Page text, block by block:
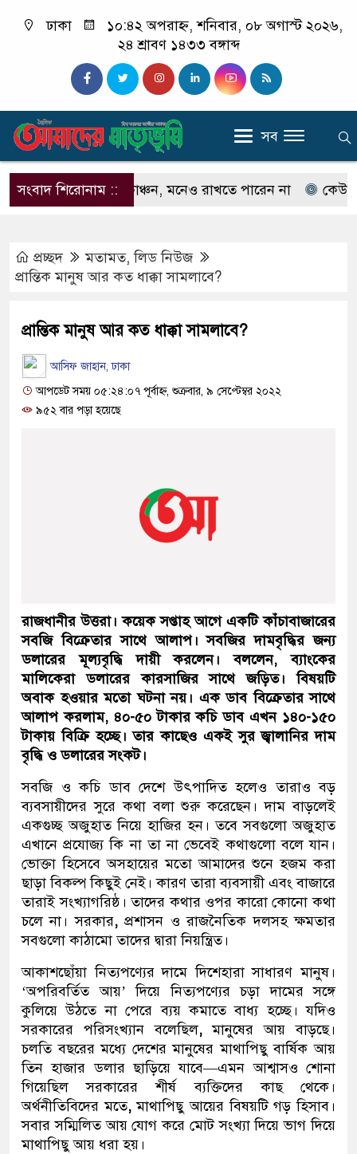
ঢাকা
১০:৪২ অপরাহ্ন, শনিবার, ০৮ অগাস্ট ২০২৬,
২৪ শ্রাবণ ১৪৩৩ বঙ্গাব্দ
সব
সংবাদ শিরোনাম ::
না ইলিয়াস কাঞ্চন, মনেও রাখতে পারেন না কেউ যদি
প্রচ্ছদ মতামত,লিড নিউজ
প্রান্তিক মানুষ আর কত ধাক্কা সামলাবে?
প্রান্তিক মানুষ আর কত ধাক্কা সামলাবে?
আসিফ জাহান, ঢাকা
আপডেট সময় ০৫:২৪:০৭ পূর্বাহ্ন, শুক্রবার, ৯ সেপ্টেম্বর ২০২২
৯৫২ বার পড়া হয়েছে
রাজধানীর উত্তরা। কয়েক সপ্তাহ আগে একটি কাঁচাবাজারের
সবজি বিক্রেতার সাথে আলাপ। সবজির দামবৃদ্ধির জন্য
ডলারের মূল্যবৃদ্ধি দায়ী করলেন। বললেন, ব্যাংকের
মালিকেরা ডলারের কারসাজির সাথে জড়িত। বিষয়টি
অবাক হওয়ার মতো ঘটনা নয়। এক ডাব বিক্রেতার সাথে
আলাপ করলাম, ৪০-৫০ টাকার কচি ডাব এখন ১৪০-১৫০
টাকায় বিক্রি হচ্ছে। তার কাছেও একই সুর জ্বালানির দাম
বৃদ্ধি ও ডলারের সংকট।
সবজি ও কচি ডাব দেশে উৎপাদিত হলেও তারাও বড়
ব্যবসায়ীদের সুরে কথা বলা শুরু করেছেন। দাম বাড়লেই
একগুচ্ছ অজুহাত নিয়ে হাজির হন। তবে সবগুলো অজুহাত
এখানে প্রযোজ্য কি না তা না ভেবেই কথাগুলো বলে যান।
ভোক্তা হিসেবে অসহায়ের মতো আমাদের শুনে হজম করা
ছাড়া বিকল্প কিছুই নেই। কারণ তারা ব্যবসায়ী এবং বাজারে
তারাই সংখ্যাগরিষ্ঠ। তাদের কথার ওপর কারো কোনো কথা
চলে না। সরকার,প্রশাসন ও রাজনৈতিক দলসহ ক্ষমতার
সবগুলো কাঠামো তাদের দ্বারা নিয়ন্ত্রিত।
আকাশছোঁয়া নিত্যপণ্যের দামে দিশেহারা সাধারণ মানুষ।
‘অপরিবর্তিত আয়’ দিয়ে নিত্যপণ্যের চড়া দামের সঙ্গে
কুলিয়ে উঠতে না পেরে ব্যয় কমাতে বাধ্য হচ্ছে। যদিও
সরকারের পরিসংখ্যান বলেছিল,মানুষের আয় বাড়ছে।
চলতি বছরের মধ্যে দেশের মানুষের মাথাপিছু বার্ষিক আয়
তিন হাজার ডলার ছাড়িয়ে যাবে—এমন আশ্বাসও শোনা
গিয়েছিল সরকারের শীর্ষ ব্যক্তিদের কাছ থেকে।
অর্থনীতিবিদের মতে,মাথাপিছু আয়ের বিষয়টি গড় হিসাব।
সবার সম্মিলিত আয় যোগ করে মোট সংখ্যা দিয়ে ভাগ দিয়ে
মাথাপিছু আয় ধরা হয়।